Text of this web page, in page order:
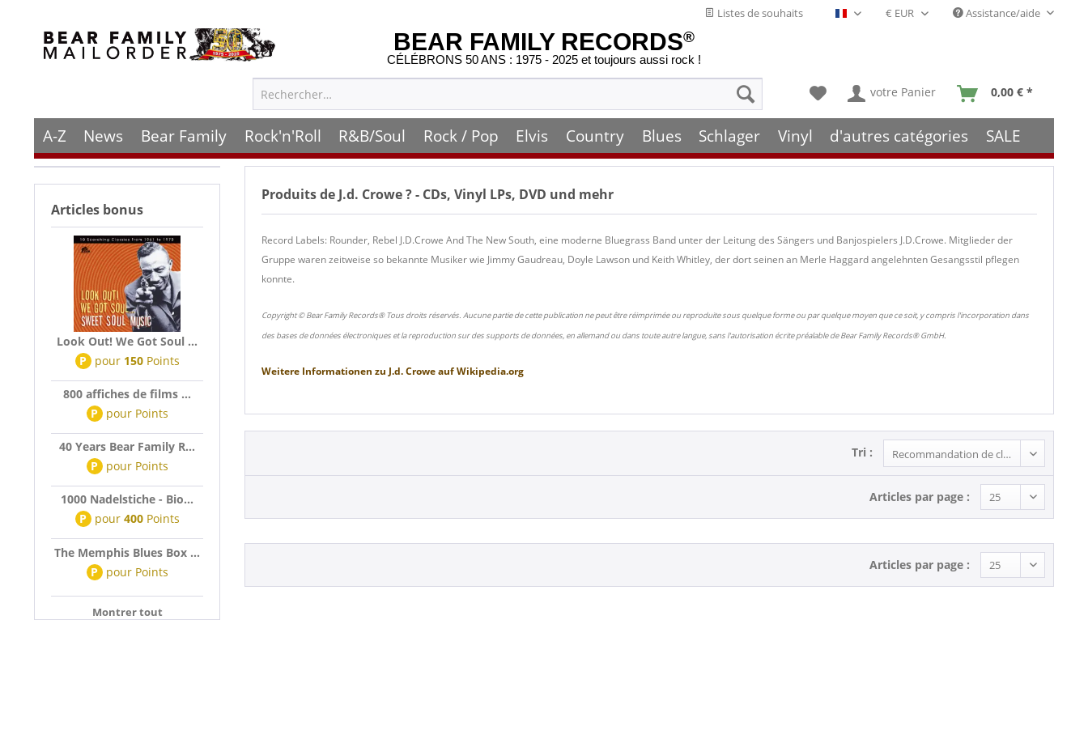
Listes de souhaits Français- FR Assistance/aide
BEAR FAMILY RECORDS®
CÉLÉBRONS 50 ANS : 1975 - 2025 et toujours aussi rock !
votre Panier 0,00 € *
A-Z News Bear Family Rock'n'Roll R&B/Soul Rock / Pop Elvis Country Blues Schlager Vinyl d'autres catégories SALE
Articles bonus
Look Out! We Got Soul ...
P pour 150Points
800 affiches de films ...
P pour Points
40 Years Bear Family R...
P pour Points
1000 Nadelstiche - Bio...
P pour 400Points
The Memphis Blues Box ...
P pour Points
Montrer tout
Produits de J.d. Crowe? - CDs, Vinyl LPs, DVD und mehr
Record Labels: Rounder, Rebel J.D.Crowe And The New South, eine moderne Bluegrass Band unter der Leitung des Sängers und Banjospielers J.D.Crowe. Mitglieder der
Gruppe waren zeitweise so bekannte Musiker wie Jimmy Gaudreau, Doyle Lawson und Keith Whitley, der dort seinen an Merle Haggard angelehnten Gesangsstil pflegen
konnte.
Copyright © Bear Family Records® Tous droits réservés. Aucune partie de cette publication ne peut être réimprimée ou reproduite sous quelque forme ou par quelque moyen que ce soit, y compris l'incorporation dans
des bases de données électroniques et la reproduction sur des supports de données, en allemand ou dans toute autre langue, sans l'autorisation écrite préalable de Bear Family Records® GmbH.
Weitere Informationen zu J.d. CroweaufWikipedia.org
Tri :
Articles par page :
Articles par page :